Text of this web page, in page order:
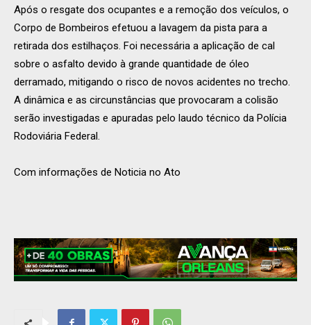
Após o resgate dos ocupantes e a remoção dos veículos, o
Corpo de Bombeiros efetuou a lavagem da pista para a
retirada dos estilhaços. Foi necessária a aplicação de cal
sobre o asfalto devido à grande quantidade de óleo
derramado, mitigando o risco de novos acidentes no trecho.
A dinâmica e as circunstâncias que provocaram a colisão
serão investigadas e apuradas pelo laudo técnico da Polícia
Rodoviária Federal.
Com informações de Noticia no Ato